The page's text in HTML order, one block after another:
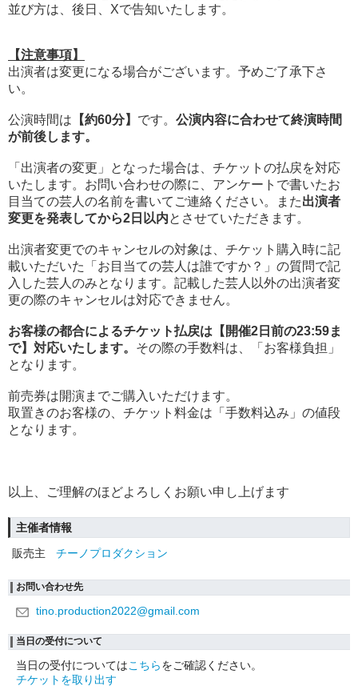
並び方は、後日、Xで告知いたします。
【注意事項】
出演者は変更になる場合がございます。予めご了承下さ
い。
公演時間は 【約60分】 です。 公演内容に合わせて終演時間
が前後します。
「出演者の変更」となった場合は、チケットの払戻を対応
いたします。お問い合わせの際に、アンケートで書いたお
目当ての芸人の名前を書いてご連絡ください。また出演者
変更を発表してから2日以内とさせていただきます。
出演者変更でのキャンセルの対象は、チケット購入時に記
載いただいた「お目当ての芸人は誰ですか？」の質問で記
入した芸人のみとなります。記載した芸人以外の出演者変
更の際のキャンセルは対応できません。
お客様の都合によるチケット払戻は【開催2日前の23:59ま
で】対応いたします。 その際の手数料は、「お客様負担」
となります。
前売券は開演までご購入いただけます。
取置きのお客様の、チケット料金は「手数料込み」の値段
となります。
以上、ご理解のほどよろしくお願い申し上げます
主催者情報
販売主
チーノプロダクション
お問い合わせ先
tino.production2022@gmail.com
当日の受付について
当日の受付についてはこちらをご確認ください。
チケットを取り出す